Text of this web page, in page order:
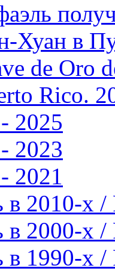
Хуан в
de Oro
Rico.
2025
2023
2021
в 2010-х /
в 2000-х /
в 1990-х /